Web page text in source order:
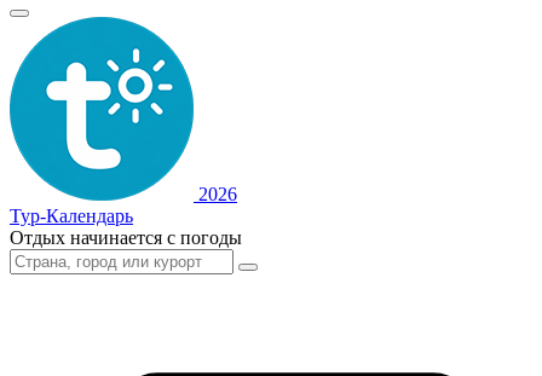
2026
Тур-Календарь
Отдых начинается с погоды